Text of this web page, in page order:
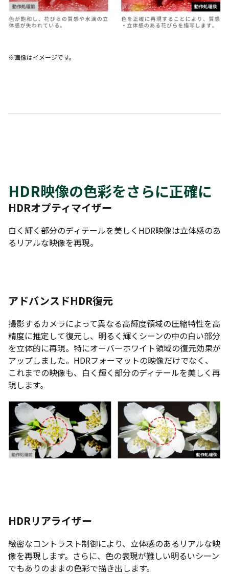
※画像はイメージです。
HDR映像の色彩をさらに正確に
HDRオプティマイザー
白く輝く部分のディテールを美しくHDR映像は立体感のあ
るリアルな映像を再現。
アドバンスドHDR復元
撮影するカメラによって異なる高輝度領域の圧縮特性を高
精度に推定して復元し、明るく輝くシーンの中の白い部分
を立体的に再現。特にオーバーホワイト領域の復元効果が
アップしました。HDRフォーマットの映像だけでなく、
これまでの映像も、白く輝く部分のディテールを美しく再
現します。
HDRリアライザー
緻密なコントラスト制御により、立体感のあるリアルな映
像を再現します。さらに、色の表現が難しい明るいシーン
でもありのままの色彩で描き出します。